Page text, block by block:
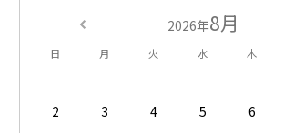
2026年8月
日 月 火 水 木
2
3 4 5 6